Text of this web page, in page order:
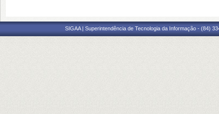
SIGAA | Superintendência de Tecnologia da Informação - (84)